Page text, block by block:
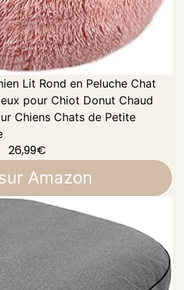
Lit Rond en Peluche Chat
pour Chiot Donut Chaud
Chiens Chats de Petite
26,99€
Amazon